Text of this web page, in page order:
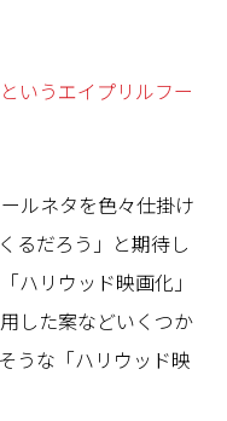
いうエイプリルフー
ルネタを色々仕掛け
るだろう」と期待し
ハリウッド映画化」
した案などいくつか
うな「ハリウッド映